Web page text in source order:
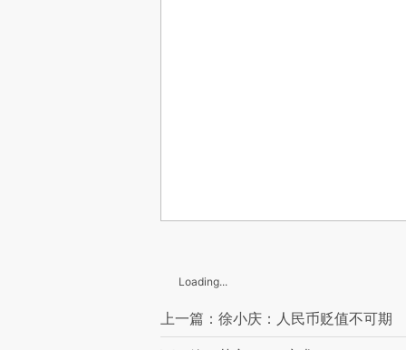
Loading...
上一篇：徐小庆：人民币贬值不可期